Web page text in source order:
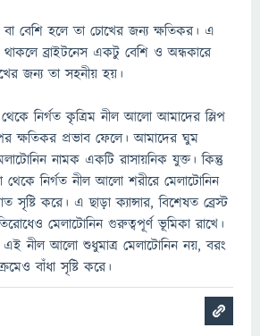
বেশি হলে তা চোখের জন্য ক্ষতিকর। এ
ব্রাইটনেস একটু বেশি ও অন্ধকারে
জন্য তা সহনীয় হয়।
থেকে নির্গত কৃত্রিম নীল আলো আমাদের স্লিপ
ক্ষতিকর প্রভাব ফেলে। আমাদের ঘুম
নামক একটি রাসায়নিক যুক্ত। কিন্তু
নির্গত নীল আলো শরীরে মেলাটোনিন
সৃষ্টি করে। এ ছাড়া ক্যান্সার, বিশেষত ব্রেস্ট
মেলাটোনিন গুরুত্বপূর্ণ ভূমিকা রাখে।
এই নীল আলো শুধুমাত্র মেলাটোনিন নয়, বরং
বাঁধা সৃষ্টি করে।